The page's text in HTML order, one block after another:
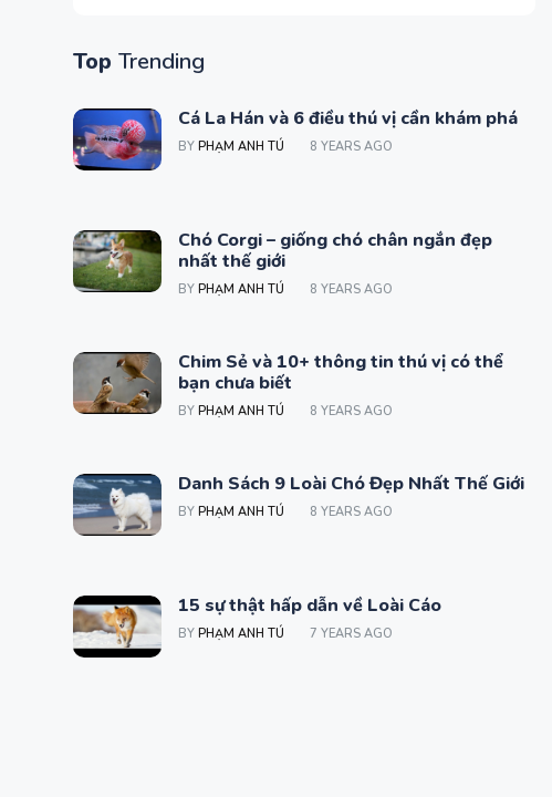
Top Trending
Cá La Hán và 6 điều thú vị cần khám phá
BY PHẠM ANH TÚ 8 YEARS AGO
Chó Corgi – giống chó chân ngắn đẹp
nhất thế giới
BY PHẠM ANH TÚ 8 YEARS AGO
Chim Sẻ và 10+ thông tin thú vị có thể
bạn chưa biết
BY PHẠM ANH TÚ 8 YEARS AGO
Danh Sách 9 Loài Chó Đẹp Nhất Thế Giới
BY PHẠM ANH TÚ 8 YEARS AGO
15 sự thật hấp dẫn về Loài Cáo
BY PHẠM ANH TÚ 7 YEARS AGO